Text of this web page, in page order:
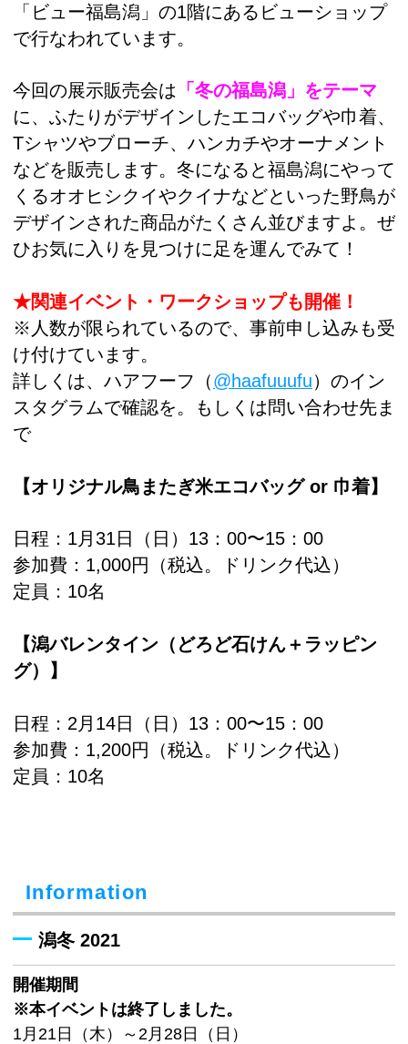
「ビュー福島潟」の1階にあるビューショップ
で行なわれています。
今回の展示販売会は 「冬の福島潟」をテーマ
に、ふたりがデザインしたエコバッグや巾着、
Tシャツやブローチ、ハンカチやオーナメント
などを販売します。冬になると福島潟にやって
くるオオヒシクイやクイナなどといった野鳥が
デザインされた商品がたくさん並びますよ。ぜ
ひお気に入りを見つけに足を運んでみて！
★関連イベント・ワークショップも開催！
※人数が限られているので、事前申し込みも受
け付けています。
詳しくは、ハアフーフ（@haafuuufu）のイン
スタグラムで確認を。もしくは問い合わせ先ま
で
【オリジナル鳥またぎ米エコバッグ or 巾着】
日程：1月31日（日）13：00〜15：00
参加費：1,000円（税込。ドリンク代込）
定員：10名
【潟バレンタイン（どろど石けん＋ラッピン
グ）】
日程：2月14日（日）13：00〜15：00
参加費：1,200円（税込。ドリンク代込）
定員：10名
Information
潟冬 2021
開催期間
※本イベントは終了しました。
1月21日（木）～2月28日（日）